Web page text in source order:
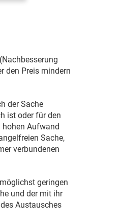
den Preis mindern
der Sache
ist oder für den
hohen Aufwand
Sache,
verbundenen
geringen
und der mit ihr
Austausches